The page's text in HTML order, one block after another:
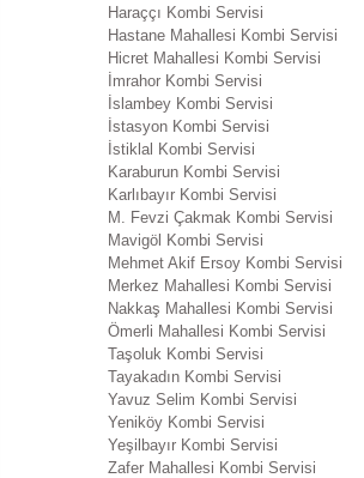
Haraççı Kombi Servisi
Hastane Mahallesi Kombi Servisi
Hicret Mahallesi Kombi Servisi
İmrahor Kombi Servisi
İslambey Kombi Servisi
İstasyon Kombi Servisi
İstiklal Kombi Servisi
Karaburun Kombi Servisi
Karlıbayır Kombi Servisi
M. Fevzi Çakmak Kombi Servisi
Mavigöl Kombi Servisi
Mehmet Akif Ersoy Kombi Servisi
Merkez Mahallesi Kombi Servisi
Nakkaş Mahallesi Kombi Servisi
Ömerli Mahallesi Kombi Servisi
Taşoluk Kombi Servisi
Tayakadın Kombi Servisi
Yavuz Selim Kombi Servisi
Yeniköy Kombi Servisi
Yeşilbayır Kombi Servisi
Zafer Mahallesi Kombi Servisi